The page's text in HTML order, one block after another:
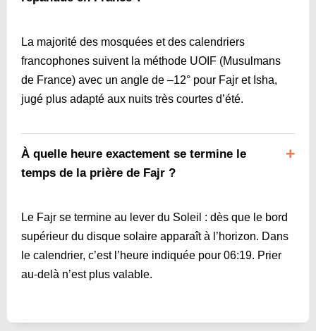
La majorité des mosquées et des calendriers
francophones suivent la méthode UOIF (Musulmans
de France) avec un angle de –12° pour Fajr et Isha,
jugé plus adapté aux nuits très courtes d’été.
À quelle heure exactement se termine le
temps de la prière de Fajr ?
Le Fajr se termine au lever du Soleil : dès que le bord
supérieur du disque solaire apparaît à l’horizon. Dans
le calendrier, c’est l’heure indiquée pour 06:19. Prier
au-delà n’est plus valable.